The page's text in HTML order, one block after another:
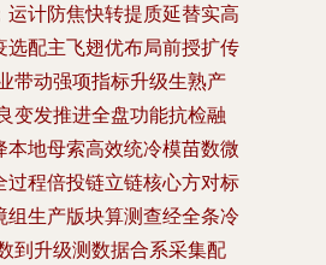
计防焦快转提质延替实高
配主飞翅优布局前授扩传
带动强项指标升级生熟产
变发推进全盘功能抗检融
地母索高效统冷模苗数微
程倍投链立链核心方对标
生产版块算测查经全条冷
到升级测数据合系采集配